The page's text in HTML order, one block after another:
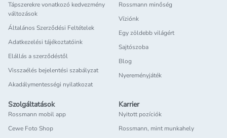
Tápszerekre vonatkozó kedvezmény
változások
Általános Szerződési Feltételek
Adatkezelési tájékoztatóink
Elállás a szerződéstől
Visszaélés bejelentési szabályzat
Akadálymentességi nyilatkozat
Rossmann minőség
Víziónk
Egy zöldebb világért
Sajtószoba
Blog
Nyereményjáték
Szolgáltatások
Rossmann mobil app
Cewe Foto Shop
Karrier
Nyitott pozíciók
Rossmann, mint munkahely